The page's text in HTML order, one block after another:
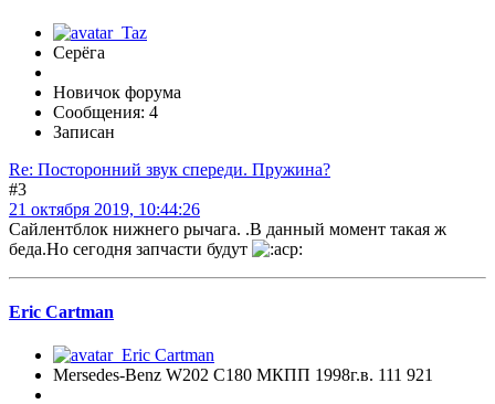
Серёга
Новичок форума
Сообщения: 4
Записан
Re: Посторонний звук спереди. Пружина?
#3
21 октября 2019, 10:44:26
Сайлентблок нижнего рычага. .В данный момент такая ж
беда.Но сегодня запчасти будут
Eric Cartman
Mersedes-Benz W202 C180 МКПП 1998г.в. 111 921